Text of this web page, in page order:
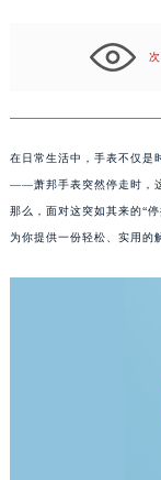
次
在日常生活中，手表不仅是
——萧邦手表突然停走时，
那么，面对这突如其来的“
为你提供一份轻松、实用的